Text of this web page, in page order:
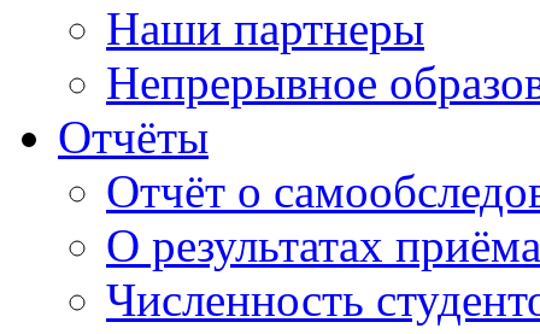
Наши партнеры
Непрерывное
Отчёты
Отчёт о
О результатах приёма
Численность